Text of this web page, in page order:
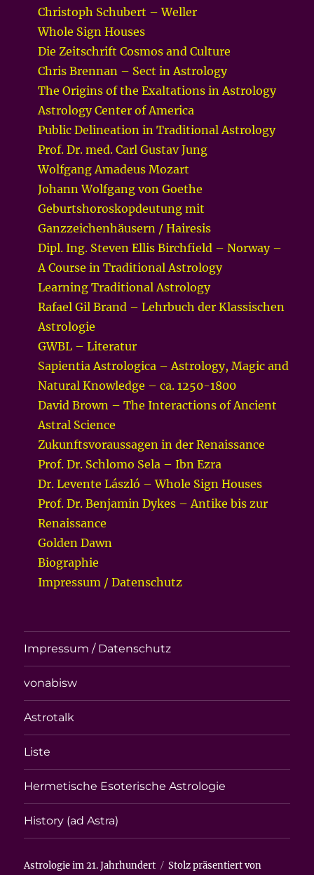
Christoph Schubert – Weller
Whole Sign Houses
Die Zeitschrift Cosmos and Culture
Chris Brennan – Sect in Astrology
The Origins of the Exaltations in Astrology
Astrology Center of America
Public Delineation in Traditional Astrology
Prof. Dr. med. Carl Gustav Jung
Wolfgang Amadeus Mozart
Johann Wolfgang von Goethe
Geburtshoroskopdeutung mit
Ganzzeichenhäusern / Hairesis
Dipl. Ing. Steven Ellis Birchfield – Norway –
A Course in Traditional Astrology
Learning Traditional Astrology
Rafael Gil Brand – Lehrbuch der Klassischen
Astrologie
GWBL – Literatur
Sapientia Astrologica – Astrology, Magic and
Natural Knowledge – ca. 1250-1800
David Brown – The Interactions of Ancient
Astral Science
Zukunftsvoraussagen in der Renaissance
Prof. Dr. Schlomo Sela – Ibn Ezra
Dr. Levente László – Whole Sign Houses
Prof. Dr. Benjamin Dykes – Antike bis zur
Renaissance
Golden Dawn
Biographie
Impressum / Datenschutz
Impressum / Datenschutz
vonabisw
Astrotalk
Liste
Hermetische Esoterische Astrologie
History (ad Astra)
Astrologie im 21. Jahrhundert
Stolz präsentiert von